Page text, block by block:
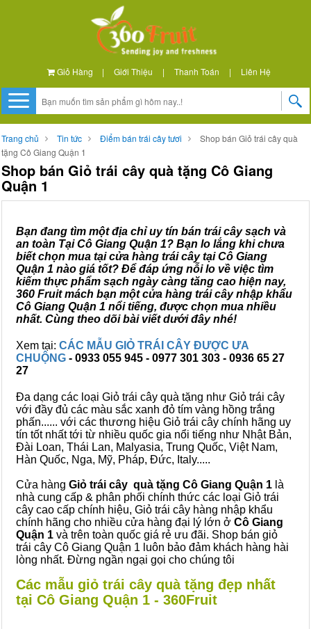
Giỏ Hàng | Giới Thiệu | Thanh Toán | Liên Hệ
Trang chủ Tin tức Điểm bán trái cây tươi
Shop bán Giỏ trái cây quà
tặng Cô Giang Quận 1
Shop bán Giỏ trái cây quà tặng Cô Giang
Quận 1
Bạn đang tìm một địa chỉ uy tín bán trái cây sạch và
an toàn Tại Cô Giang Quận 1? Bạn lo lắng khi chưa
biết chọn mua tại cửa hàng trái cây tại Cô Giang
Quận 1 nào giá tốt? Để đáp ứng nỗi lo về việc tìm
kiếm thực phẩm sạch ngày càng tăng cao hiện nay,
360 Fruit mách bạn một cửa hàng trái cây nhập khẩu
Cô Giang Quận 1 nổi tiếng, được chọn mua nhiều
nhất. Cùng theo dõi bài viết dưới đây nhé!
Xem tại: CÁC MẪU GIỎ TRÁI CÂY ĐƯỢC ƯA
CHUỘNG - 0933 055 945 - 0977 301 303 - 0936 65 27
27
Đa dạng các loại Giỏ trái cây quà tặng như Giỏ trái cây
với đầy đủ các màu sắc xanh đỏ tím vàng hồng trắng
phấn...... với các thương hiệu Giỏ trái cây chính hãng uy
tín tốt nhất tới từ nhiều quốc gia nổi tiếng như Nhật Bản,
Đài Loan, Thái Lan, Malyasia, Trung Quốc, Việt Nam,
Hàn Quốc, Nga, Mỹ, Pháp, Đức, Italy.....
Cửa hàng Giỏ trái cây quà tặng Cô Giang Quận 1 là
nhà cung cấp & phân phối chính thức các loại Giỏ trái
cây cao cấp chính hiệu, Giỏ trái cây hàng nhập khẩu
chính hãng cho nhiều cửa hàng đại lý lớn ở Cô Giang
Quận 1 và trên toàn quốc giá rẻ ưu đãi. Shop bán giỏ
trái cây Cô Giang Quận 1 luôn bảo đảm khách hàng hài
lòng nhất. Đừng ngần ngại gọi cho chúng tôi
Các mẫu giỏ trái cây quà tặng đẹp nhất
tại Cô Giang Quận 1 - 360Fruit